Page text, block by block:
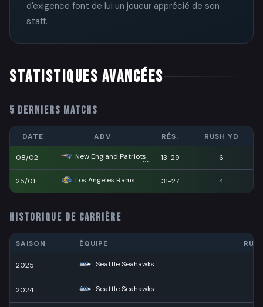
d'exigence font de lui un joueur apprécié de son
staff.
STATISTIQUES AVANCÉES
5 DERNIERS MATCHS
DATE ADV RÉS. RUSH YD
08/02 New England Patriots 13-29 6
25/01 Los Angeles Rams 31-27 4
HISTORIQUE DE CARRIÈRE
SAISON ÉQUIPE
2025 Seattle Seahawks
2024 Seattle Seahawks